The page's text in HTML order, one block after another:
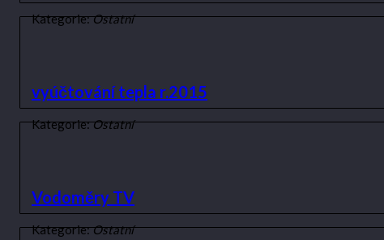
Kategorie:Ostatní
vyúčtování tepla r.2015
Kategorie:Ostatní
Vodoměry TV
Kategorie:Ostatní